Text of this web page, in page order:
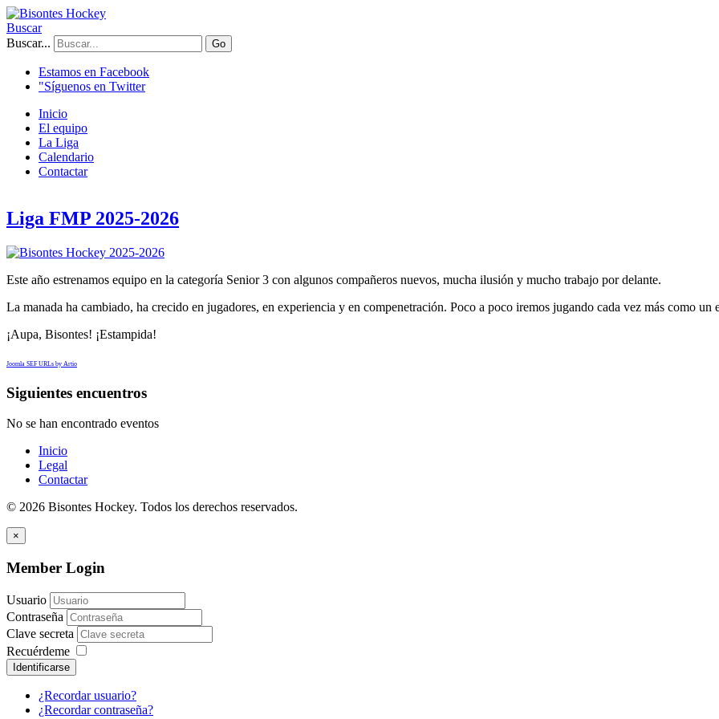
Buscar
Buscar...
Go
Estamos en Facebook
"Síguenos en Twitter
Inicio
El equipo
La Liga
Calendario
Contactar
Liga FMP 2025-2026
Este año estrenamos equipo en la categoría Senior 3 con algunos compañeros nuevos, mucha ilusión y mucho trabajo por delante.
La manada ha cambiado, ha crecido en jugadores, en experiencia y en compenetración. Poco a poco iremos jugando cada vez más como un
¡Aupa, Bisontes! ¡Estampida!
Joomla SEF URLs by Artio
Siguientes encuentros
No se han encontrado eventos
Inicio
Legal
Contactar
© 2026 Bisontes Hockey. Todos los derechos reservados.
×
Member Login
Usuario
Contraseña
Clave secreta
Recuérdeme
Identificarse
¿Recordar usuario?
¿Recordar contraseña?